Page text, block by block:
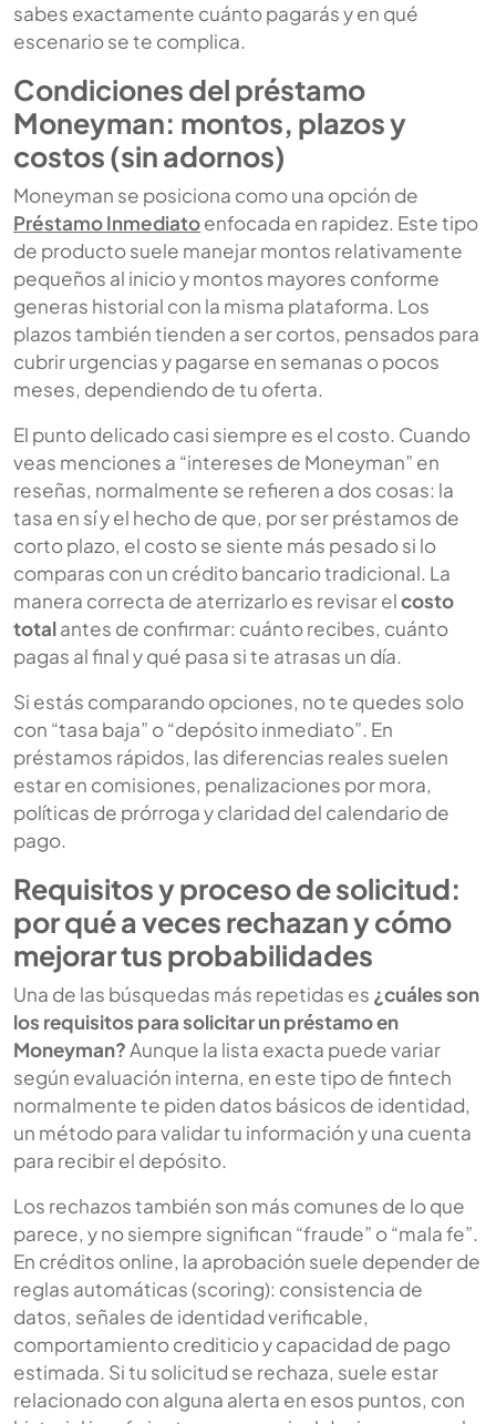
sabes exactamente cuánto pagarás y en qué
escenario se te complica.
Condiciones del préstamo
Moneyman: montos, plazos y
costos (sin adornos)
Moneyman se posiciona como una opción de
Préstamo Inmediatoenfocada en rapidez. Este tipo
de producto suele manejar montos relativamente
pequeños al inicio y montos mayores conforme
generas historial con la misma plataforma. Los
plazos también tienden a ser cortos, pensados para
cubrir urgencias y pagarse en semanas o pocos
meses, dependiendo de tu oferta.
El punto delicado casi siempre es el costo. Cuando
veas menciones a “intereses de Moneyman” en
reseñas, normalmente se refieren a dos cosas: la
tasa en sí y el hecho de que, por ser préstamos de
corto plazo, el costo se siente más pesado si lo
comparas con un crédito bancario tradicional. La
manera correcta de aterrizarlo es revisar elcosto
totalantes de confirmar: cuánto recibes, cuánto
pagas al final y qué pasa si te atrasas un día.
Si estás comparando opciones, no te quedes solo
con “tasa baja” o “depósito inmediato”. En
préstamos rápidos, las diferencias reales suelen
estar en comisiones, penalizaciones por mora,
políticas de prórroga y claridad del calendario de
pago.
Requisitos y proceso de solicitud:
por qué a veces rechazan y cómo
mejorar tus probabilidades
Una de las búsquedas más repetidas es ¿cuáles son
los requisitos para solicitar un préstamo en
Moneyman?Aunque la lista exacta puede variar
según evaluación interna, en este tipo de fintech
normalmente te piden datos básicos de identidad,
un método para validar tu información y una cuenta
para recibir el depósito.
Los rechazos también son más comunes de lo que
parece, y no siempre significan “fraude” o “mala fe”.
En créditos online, la aprobación suele depender de
reglas automáticas (scoring): consistencia de
datos, señales de identidad verificable,
comportamiento crediticio y capacidad de pago
estimada. Si tu solicitud se rechaza, suele estar
relacionado con alguna alerta en esos puntos, con